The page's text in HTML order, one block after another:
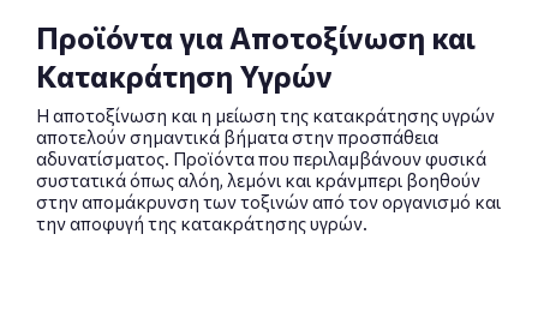
Προϊόντα για Αποτοξίνωση και
Κατακράτηση Υγρών
Η αποτοξίνωση και η μείωση της κατακράτησης υγρών
αποτελούν σημαντικά βήματα στην προσπάθεια
αδυνατίσματος. Προϊόντα που περιλαμβάνουν φυσικά
συστατικά όπως αλόη, λεμόνι και κράνμπερι βοηθούν
στην απομάκρυνση των τοξινών από τον οργανισμό και
την αποφυγή της κατακράτησης υγρών.